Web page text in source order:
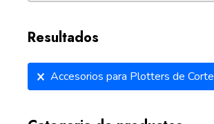
Resultados
Resultados
Accesorios para Plotters de Corte